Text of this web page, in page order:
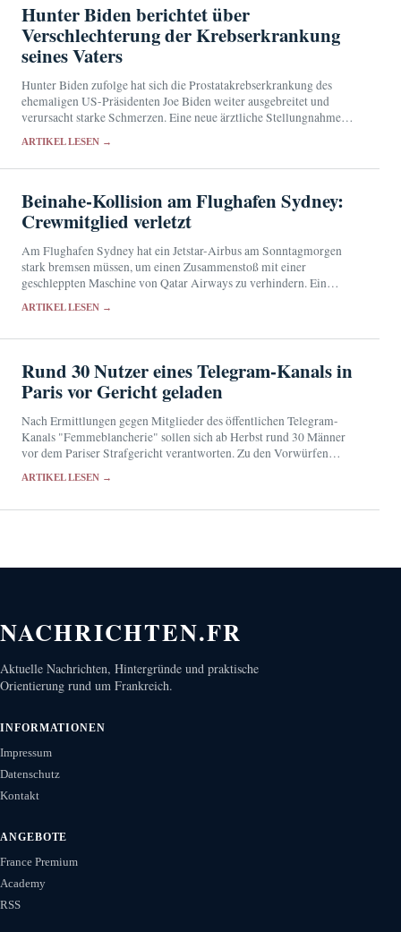
Hunter Biden berichtet über
Verschlechterung der Krebserkrankung
seines Vaters
Hunter Biden zufolge hat sich die Prostatakrebserkrankung des
ehemaligen US-Präsidenten Joe Biden weiter ausgebreitet und
verursacht starke Schmerzen. Eine neue ärztliche Stellungnahme
ARTIKEL LESEN →
Beinahe-Kollision am Flughafen Sydney:
Crewmitglied verletzt
Am Flughafen Sydney hat ein Jetstar-Airbus am Sonntagmorgen
stark bremsen müssen, um einen Zusammenstoß mit einer
geschleppten Maschine von Qatar Airways zu verhindern. Ein
Vorfall.
ARTIKEL LESEN →
Rund 30 Nutzer eines Telegram-Kanals in
Paris vor Gericht geladen
Nach Ermittlungen gegen Mitglieder des öffentlichen Telegram-
Kanals "Femmeblancherie" sollen sich ab Herbst rund 30 Männer
vor dem Pariser Strafgericht verantworten. Zu den Vorwürfen
ARTIKEL LESEN →
NACHRICHTEN.FR
Aktuelle Nachrichten, Hintergründe und praktische
Orientierung rund um Frankreich.
INFORMATIONEN
Impressum
Datenschutz
Kontakt
ANGEBOTE
France Premium
Academy
RSS